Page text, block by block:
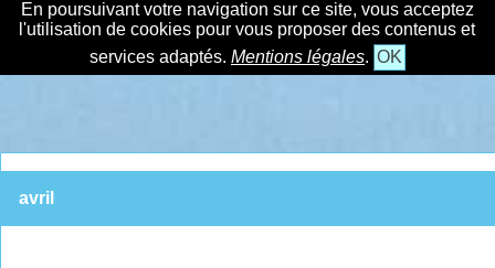
En poursuivant votre navigation sur ce site, vous acceptez
l'utilisation de cookies pour vous proposer des contenus et
services adaptés. Mentions légales. OK
avril